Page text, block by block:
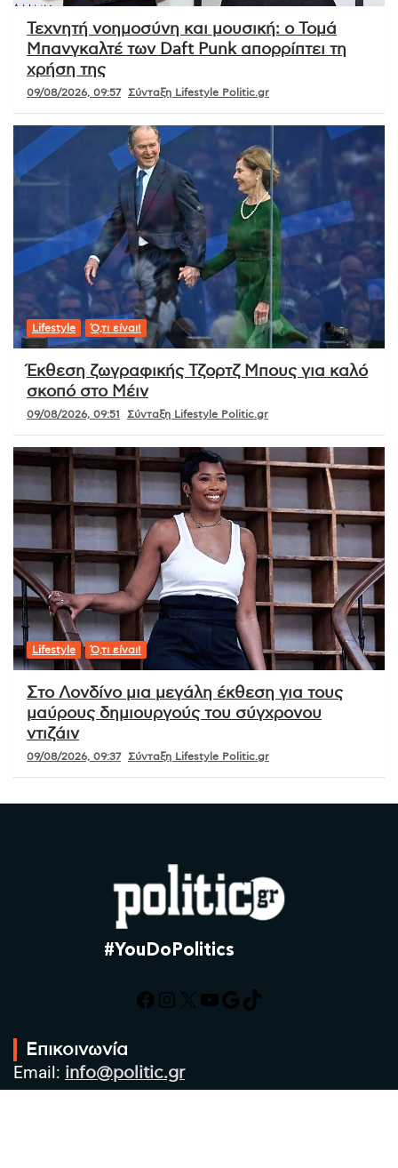
Τεχνητή νοημοσύνη και μουσική: ο Τομά
Μπανγκαλτέ των Daft Punk απορρίπτει τη
χρήση της
09/08/2026, 09:57 Σύνταξη Lifestyle Politic.gr
Lifestyle Ό,τι είναι!
Έκθεση ζωγραφικής Τζορτζ Μπους για καλό
σκοπό στο Μέιν
09/08/2026, 09:51 Σύνταξη Lifestyle Politic.gr
Lifestyle Ό,τι είναι!
Στο Λονδίνο μια μεγάλη έκθεση για τους
μαύρους δημιουργούς του σύγχρονου
ντιζάιν
09/08/2026, 09:37 Σύνταξη Lifestyle Politic.gr
#YouDoPolitics
Facebook
Instagram
X YouTube
Google
TikTok
Επικοινωνία
Email: info@politic.gr
Τηλ: